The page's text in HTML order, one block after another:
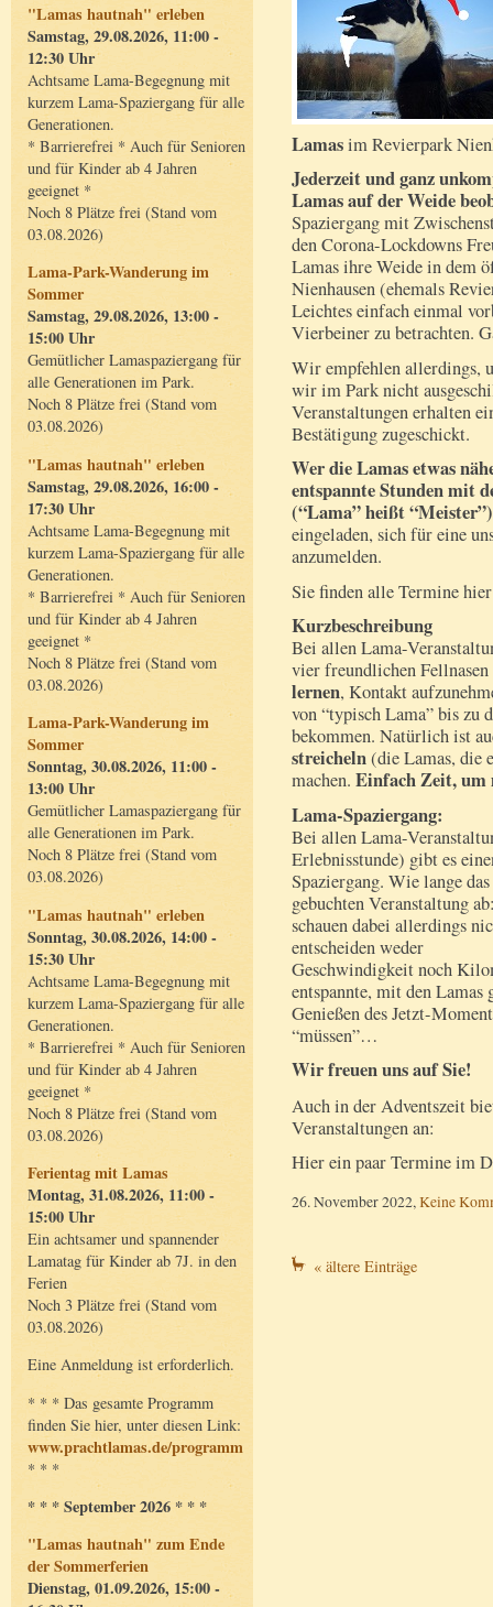
"Lamas hautnah" erleben
Samstag, 29.08.2026, 11:00 -
12:30 Uhr
Achtsame Lama-Begegnung mit
kurzem Lama-Spaziergang für alle
Generationen.
* Barrierefrei * Auch für Senioren
und für Kinder ab 4 Jahren
geeignet *
Noch 8 Plätze frei (Stand vom
03.08.2026)
Lama-Park-Wanderung im
Sommer
Samstag, 29.08.2026, 13:00 -
15:00 Uhr
Gemütlicher Lamaspaziergang für
alle Generationen im Park.
Noch 8 Plätze frei (Stand vom
03.08.2026)
"Lamas hautnah" erleben
Samstag, 29.08.2026, 16:00 -
17:30 Uhr
Achtsame Lama-Begegnung mit
kurzem Lama-Spaziergang für alle
Generationen.
* Barrierefrei * Auch für Senioren
und für Kinder ab 4 Jahren
geeignet *
Noch 8 Plätze frei (Stand vom
03.08.2026)
Lama-Park-Wanderung im
Sommer
Sonntag, 30.08.2026, 11:00 -
13:00 Uhr
Gemütlicher Lamaspaziergang für
alle Generationen im Park.
Noch 8 Plätze frei (Stand vom
03.08.2026)
"Lamas hautnah" erleben
Sonntag, 30.08.2026, 14:00 -
15:30 Uhr
Achtsame Lama-Begegnung mit
kurzem Lama-Spaziergang für alle
Generationen.
* Barrierefrei * Auch für Senioren
und für Kinder ab 4 Jahren
geeignet *
Noch 8 Plätze frei (Stand vom
03.08.2026)
Ferientag mit Lamas
Montag, 31.08.2026, 11:00 -
15:00 Uhr
Ein achtsamer und spannender
Lamatag für Kinder ab 7J. in den
Ferien
Noch 3 Plätze frei (Stand vom
03.08.2026)
Eine Anmeldung ist erforderlich.
* * * Das gesamte Programm
finden Sie hier, unter diesen Link:
www.prachtlamas.de/programm
* * *
* * * September 2026 * * *
"Lamas hautnah" zum Ende
der Sommerferien
Dienstag, 01.09.2026, 15:00 -
Lamasim Revierpark
Jederzeit und ganz
Lamas auf der Weide
Spaziergang mit
den Corona-Lockdowns
Lamas ihre Weide in dem
Nienhausen (ehemals
Leichtes einfach einmal
Vierbeiner zu betrachten.
Wir empfehlen allerdings,
wir im Park nicht
Veranstaltungen erhalten
Bestätigung zugeschickt.
Wer die Lamas etwas
entspannte Stunden mit
(“Lama” heißt
eingeladen, sich für eine
anzumelden.
Sie finden alle Termine
Kurzbeschreibung
Bei allen Lama-
vier freundlichen
lernen, Kontakt
von “typisch Lama” bis zu
bekommen. Natürlich ist
streicheln(die Lamas, die
machen. Einfach Zeit, um
Lama-Spaziergang:
Bei allen Lama-
Erlebnisstunde) gibt es
Spaziergang. Wie lange
gebuchten Veranstaltung
schauen dabei allerdings
entscheiden weder
Geschwindigkeit noch
entspannte, mit den Lamas
Genießen des Jetzt-
“müssen”…
Wir freuen uns auf Sie!
Auch in der Adventszeit
Veranstaltungen an:
Hier ein paar Termine im
26. November 2022,Keine
« ältere Einträge